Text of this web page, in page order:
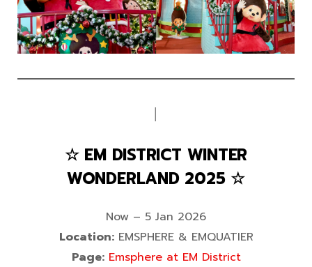
☆ EM DISTRICT WINTER
WONDERLAND 2025 ☆
Now – 5 Jan 2026
Location:EMSPHERE & EMQUATIER
Page: Emsphere at EM District